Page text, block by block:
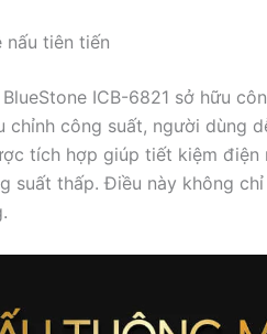
nấu tiên tiến
ICB-6821 sở hữu
chỉnh công suất, người dùng
tích hợp giúp tiết kiệm
suất thấp. Điều này không